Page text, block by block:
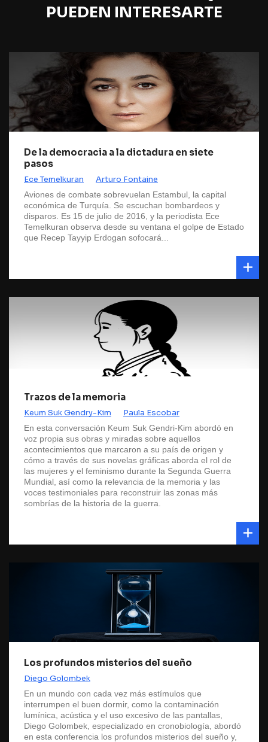
PUEDEN INTERESARTE
De la democracia a la dictadura en siete
pasos
Ece Temelkuran Arturo Fontaine
Aviones de combate sobrevuelan Estambul, la capital
económica de Turquía. Se escuchan bombardeos y
disparos. Es 15 de julio de 2016, y la periodista Ece
Temelkuran observa desde su ventana el golpe de Estado
que Recep Tayyip Erdogan sofocará...
Trazos de la memoria
Keum Suk Gendry-Kim Paula Escobar
En esta conversación Keum Suk Gendri-Kim abordó en
voz propia sus obras y miradas sobre aquellos
acontecimientos que marcaron a su país de origen y
cómo a través de sus novelas gráficas aborda el rol de
las mujeres y el feminismo durante la Segunda Guerra
Mundial, así como la relevancia de la memoria y las
voces testimoniales para reconstruir las zonas más
sombrías de la historia de la guerra.
Los profundos misterios del sueño
Diego Golombek
En un mundo con cada vez más estímulos que
interrumpen el buen dormir, como la contaminación
lumínica, acústica y el uso excesivo de las pantallas,
Diego Golombek, especializado en cronobiología, abordó
en esta conferencia los profundos misterios del sueño y,